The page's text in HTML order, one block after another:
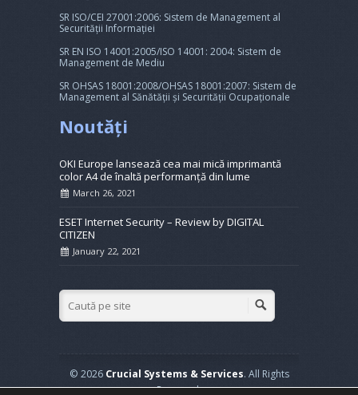
SR ISO/CEI 27001:2006: Sistem de Management al
Securității Informației
SR EN ISO 14001:2005/ISO 14001: 2004: Sistem de
Management de Mediu
SR OHSAS 18001:2008/OHSAS 18001:2007: Sistem de
Management al Sănătății și Securității Ocupaționale
Noutăți
OKI Europe lansează cea mai mică imprimantă
color A4 de înaltă performanță din lume
March 26, 2021
ESET Internet Security – Review by DIGITAL
CITIZEN
January 22, 2021
© 2026 Crucial Systems & Services. All Rights
Reserved.